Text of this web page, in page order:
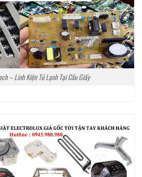
– Linh Kiện Tủ Lạnh Tại Cầu Giấy